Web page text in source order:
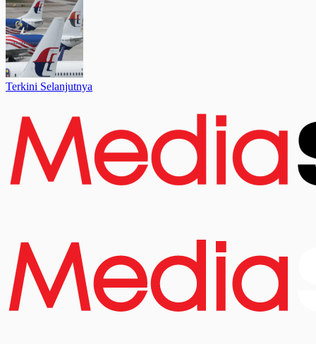
Terkini Selanjutnya